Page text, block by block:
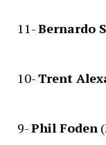
11-Bernardo
10-Trent
9-Phil Foden